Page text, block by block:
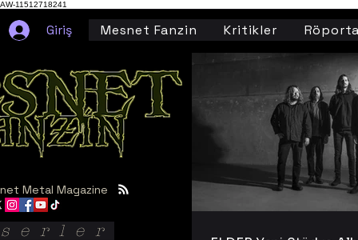
AW-11512718241
Giriş Mesnet Fanzin Kritikler
Metal Magazine